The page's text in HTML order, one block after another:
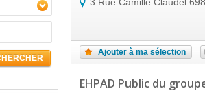
Ajouter à ma sélection
EHPAD Public du